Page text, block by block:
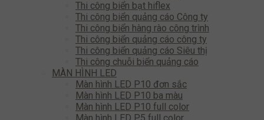
Thi công biển bạt hiflex
Thi công biển quảng cáo Công ty
Thi công biển hàng rào công trình
Thi công biển quảng cáo công ty
Thi công biển quảng cáo Siêu thị
Thi công chuỗi biển quảng cáo
MÀN HÌNH LED
Màn hình LED P10 đơn sắc
Màn hình LED P10 ba màu
Màn hình LED P10 full color